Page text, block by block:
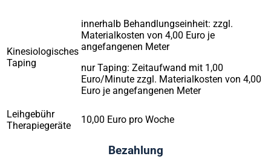
Kinesiologisches
Taping
innerhalb Behandlungseinheit: zzgl.
Materialkosten von 4,00 Euro je
angefangenen Meter
nur Taping: Zeitaufwand mit 1,00
Euro/Minute zzgl. Materialkosten von 4,00
Euro je angefangenen Meter
Leihgebühr
Therapiegeräte
10,00 Euro pro Woche
Bezahlung